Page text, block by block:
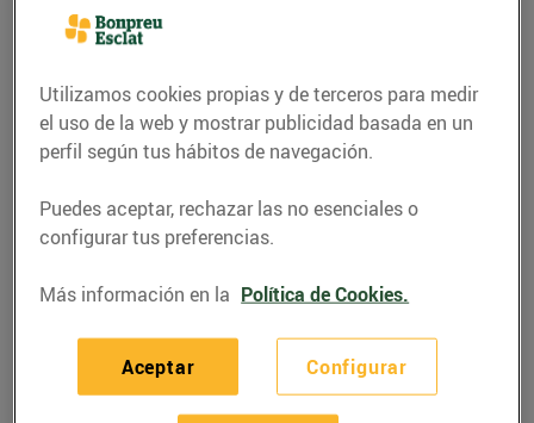
Manlleu
Local cantoner de 528 m2. Amb persiana i
porta automàtica, instal·lació d’aire
condicionat, fals...
Utilizamos cookies propias y de terceros para medir
el uso de la web y mostrar publicidad basada en un
perfil según tus hábitos de navegación.
Puedes aceptar, rechazar las no esenciales o
configurar tus preferencias.
Más información en la Política de Cookies.
Configurar
Aceptar